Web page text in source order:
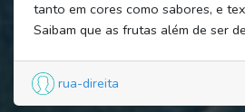
tanto em cores como sabores, e
Saibam que as frutas além de ser
rua-direita